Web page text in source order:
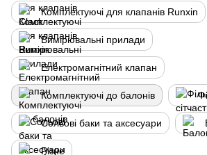
Комплектуючі для клапанів Runxin
Вимірювальні прилади
Електромагнітний клапан
Комплектуючі до балонів
Сольові баки та аксесуари
Різне